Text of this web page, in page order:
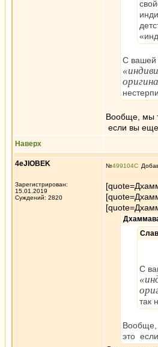
С вашей
Вообще, мы
если вы
Наверх
4eJIOBEK
Зарегистрирован:
15.01.2019
Суждений: 2820
№499104
С
так
Вообще,
это